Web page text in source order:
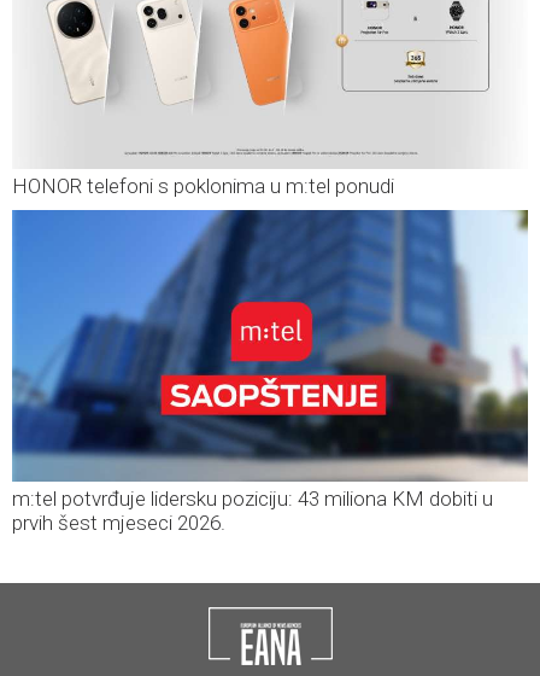
HONOR telefoni s poklonima u m:tel ponudi
m:tel potvrđuje lidersku poziciju: 43 miliona KM dobiti u
prvih šest mjeseci 2026.